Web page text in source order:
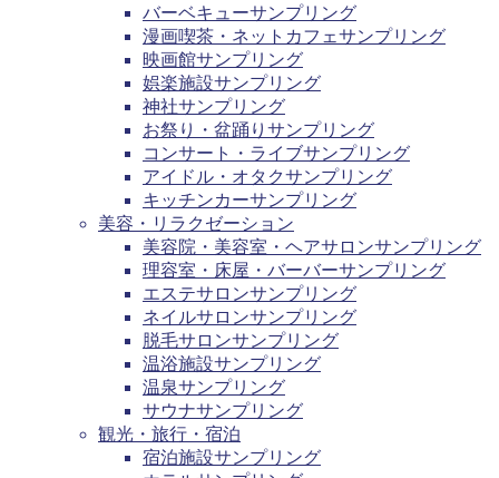
バーベキューサンプリング
漫画喫茶・ネットカフェサンプリング
映画館サンプリング
娯楽施設サンプリング
神社サンプリング
お祭り・盆踊りサンプリング
コンサート・ライブサンプリング
アイドル・オタクサンプリング
キッチンカーサンプリング
美容・リラクゼーション
美容院・美容室・ヘアサロンサンプリング
理容室・床屋・バーバーサンプリング
エステサロンサンプリング
ネイルサロンサンプリング
脱毛サロンサンプリング
温浴施設サンプリング
温泉サンプリング
サウナサンプリング
観光・旅行・宿泊
宿泊施設サンプリング